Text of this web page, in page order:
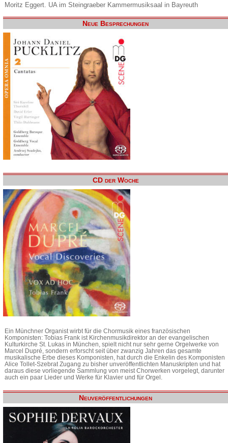
Moritz Eggert. UA im Steingraeber Kammermusiksaal in Bayreuth
Neue Besprechungen
CD der Woche
Ein Münchner Organist wirbt für die Chormusik eines französischen
Komponisten: Tobias Frank ist Kirchenmusikdirektor an der evangelischen
Kulturkirche St. Lukas in München, spielt nicht nur sehr gerne Orgelwerke von
Marcel Dupré, sondern erforscht seit über zwanzig Jahren das gesamte
musikalische Erbe dieses Komponisten, hat durch die Enkelin des Komponisten
Alice Tollet-Szebrat Zugang zu bisher unveröffentlichten Manuskripten und hat
daraus diese vorliegende Sammlung von meist Chorwerken vorgelegt, darunter
auch ein paar Lieder und Werke für Klavier und für Orgel.
Neuveröffentlichungen